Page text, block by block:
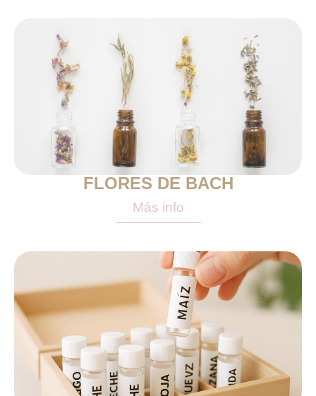
FLORES DE BACH
Más info